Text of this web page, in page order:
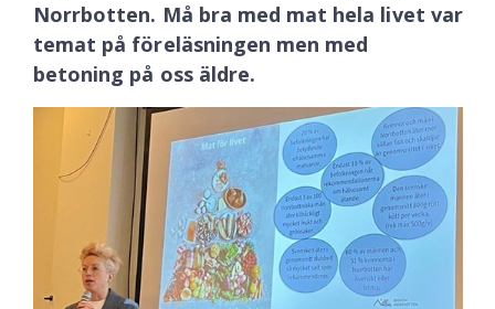
Norrbotten. Må bra med mat hela livet var
temat på föreläsningen men med
betoning på oss äldre.